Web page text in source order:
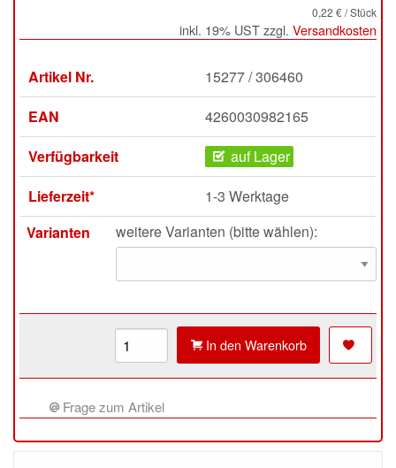
0,22 € / Stück
inkl. 19% UST zzgl. Versandkosten
Artikel Nr.
15277 / 306460
EAN
4260030982165
Verfügbarkeit
auf Lager
Lieferzeit*
1-3 Werktage
Varianten
weitere Varianten (bitte wählen):
In den Warenkorb
Frage zum Artikel